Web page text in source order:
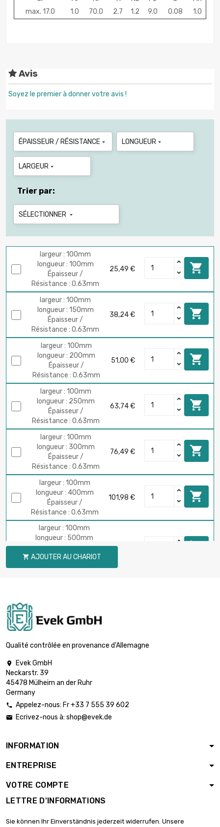
max. 17.0
1.0 70.0 2.7 1.2 9.0 0.08 1.0
Avis
Soyez le premier à donner votre avis !
ÉPAISSEUR / RÉSISTANCE  LONGUEUR 
LARGEUR 
Trier par:
SÉLECTIONNER 
largeur : 100mm
longueur : 100mm
Épaisseur /
Résistance : 0.63mm
25,49 € 
largeur : 100mm
longueur : 150mm
Épaisseur /
Résistance : 0.63mm
38,24 € 
largeur : 100mm
longueur : 200mm
Épaisseur /
Résistance : 0.63mm
51,00 € 
largeur : 100mm
longueur : 250mm
Épaisseur /
Résistance : 0.63mm
63,74 € 
largeur : 100mm
longueur : 300mm
Épaisseur /
Résistance : 0.63mm
76,49 € 
largeur : 100mm
longueur : 400mm
Épaisseur /
Résistance : 0.63mm
101,98 € 
largeur : 100mm
longueur : 500mm
Épaisseur /
Résistance :
0.63mm
127,48 €
0.63mm
longueur : 700mm
Épaisseur /
Résistance :
0.63mm
longueur : 800mm
Épaisseur /
Résistance :
203,96 €
largeur : 100mm
Épaisseur /
0.63mm
longueur : 150mm
Épaisseur /
57,37 €
 AJOUTER AU CHARIOT
Qualité contrôlée en provenance d'Allemagne

Evek GmbH
Neckarstr. 39
45478 Mülheim an der Ruhr
Germany
 Appelez-nous: Fr +33 7 555 39 602
 Ecrivez-nous à: shop@evek.de
INFORMATION
ENTREPRISE
VOTRE COMPTE
LETTRE D'INFORMATIONS
Sie können Ihr Einverständnis jederzeit widerrufen. Unsere